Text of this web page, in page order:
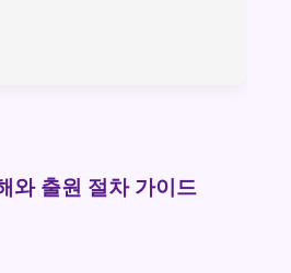
와 출원 절차 가이드